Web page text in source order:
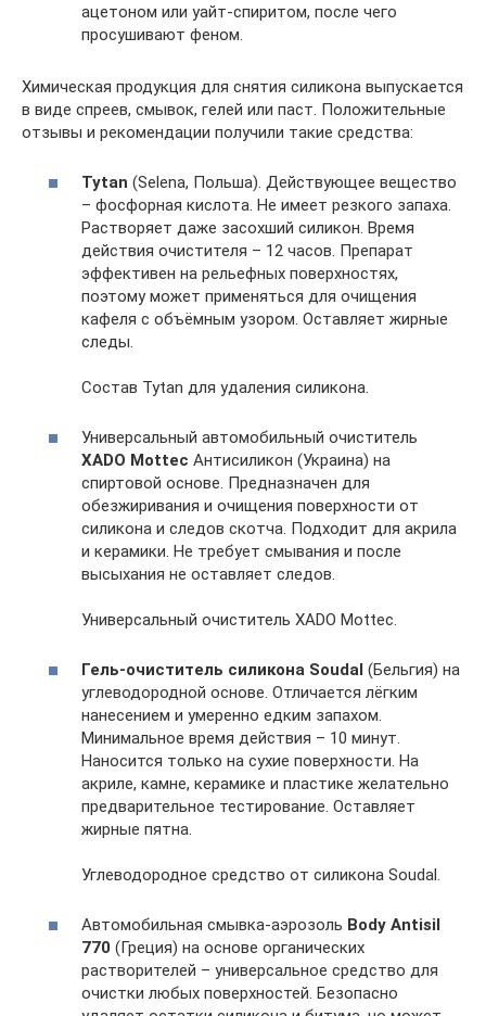
ацетоном или уайт-спиритом, после чего
просушивают феном.
Химическая продукция для снятия силикона выпускается
в виде спреев, смывок, гелей или паст. Положительные
отзывы и рекомендации получили такие средства:
Tytan (Selena, Польша). Действующее вещество
– фосфорная кислота. Не имеет резкого запаха.
Растворяет даже засохший силикон. Время
действия очистителя – 12 часов. Препарат
эффективен на рельефных поверхностях,
поэтому может применяться для очищения
кафеля с объёмным узором. Оставляет жирные
следы.
Состав Tytan для удаления силикона.
Универсальный автомобильный очиститель
XADO Mottec Антисиликон (Украина) на
спиртовой основе. Предназначен для
обезжиривания и очищения поверхности от
силикона и следов скотча. Подходит для акрила
и керамики. Не требует смывания и после
высыхания не оставляет следов.
Универсальный очиститель XADO Mottec.
Гель-очиститель силикона Soudal (Бельгия) на
углеводородной основе. Отличается лёгким
нанесением и умеренно едким запахом.
Минимальное время действия – 10 минут.
Наносится только на сухие поверхности. На
акриле, камне, керамике и пластике желательно
предварительное тестирование. Оставляет
жирные пятна.
Углеводородное средство от силикона Soudal.
Автомобильная смывка-аэрозоль Body Antisil
770 (Греция) на основе органических
растворителей – универсальное средство для
очистки любых поверхностей. Безопасно